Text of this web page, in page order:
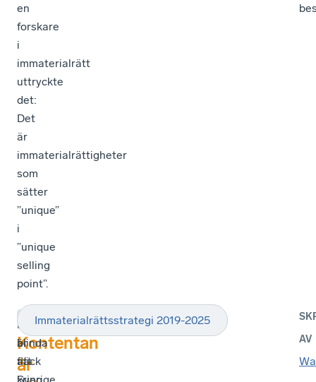
en
forskare
i
immaterialrätt
uttryckte
det:
Det
är
immaterialrättigheter
som
sätter
”unique”
i
”unique
selling
point”.
Kontentan
är
Utbildningsdepartementets
blinda
fläck
Kontentan
är
att
Immaterialrättsstrategi 2019-2025
AV